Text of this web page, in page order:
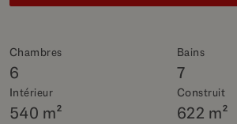
Chambres
6
Bains
7
Intérieur
540 m²
Construit
622 m²